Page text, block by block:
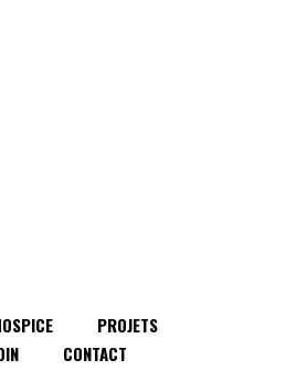
PROJETS
CONTACT